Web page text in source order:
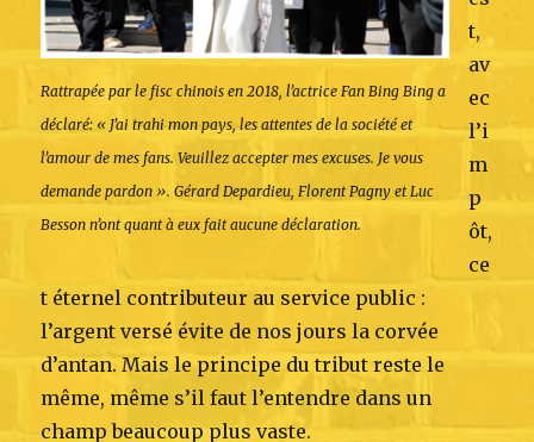
Rattrapée par le fisc chinois en 2018, l’actrice Fan Bing Bing a
déclaré: « J’ai trahi mon pays, les attentes de la société et
l’amour de mes fans. Veuillez accepter mes excuses. Je vous
demande pardon ». Gérard Depardieu, Florent Pagny et Luc
Besson n’ont quant à eux fait aucune déclaration.
t,
av
ec
l’i
m
p
ôt,
ce
t éternel contributeur au service public :
l’argent versé évite de nos jours la corvée
d’antan. Mais le principe du tribut reste le
même, même s’il faut l’entendre dans un
champ beaucoup plus vaste.